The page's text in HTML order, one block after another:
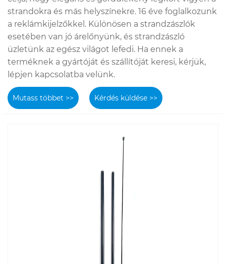
strandokra és más helyszínekre. 16 éve foglalkozunk
a reklámkijelzőkkel. Különösen a strandzászlók
esetében van jó árelőnyünk, és strandzászló
üzletünk az egész világot lefedi. Ha ennek a
terméknek a gyártóját és szállítóját keresi, kérjük,
lépjen kapcsolatba velünk.
Mutass többet >> Kérdés küldése >>